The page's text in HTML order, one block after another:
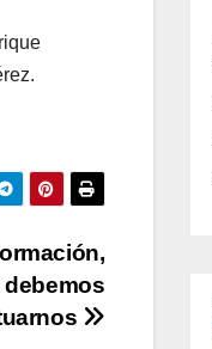
debemos